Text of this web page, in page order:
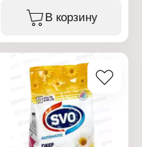
Характеристики:
Бренд: SVO
порошок
Название: Лимон
Вес: 1,5 кг
Тип стирки: для
машинной стирки
Тип белья: для цветного
и белого белья
В корзину